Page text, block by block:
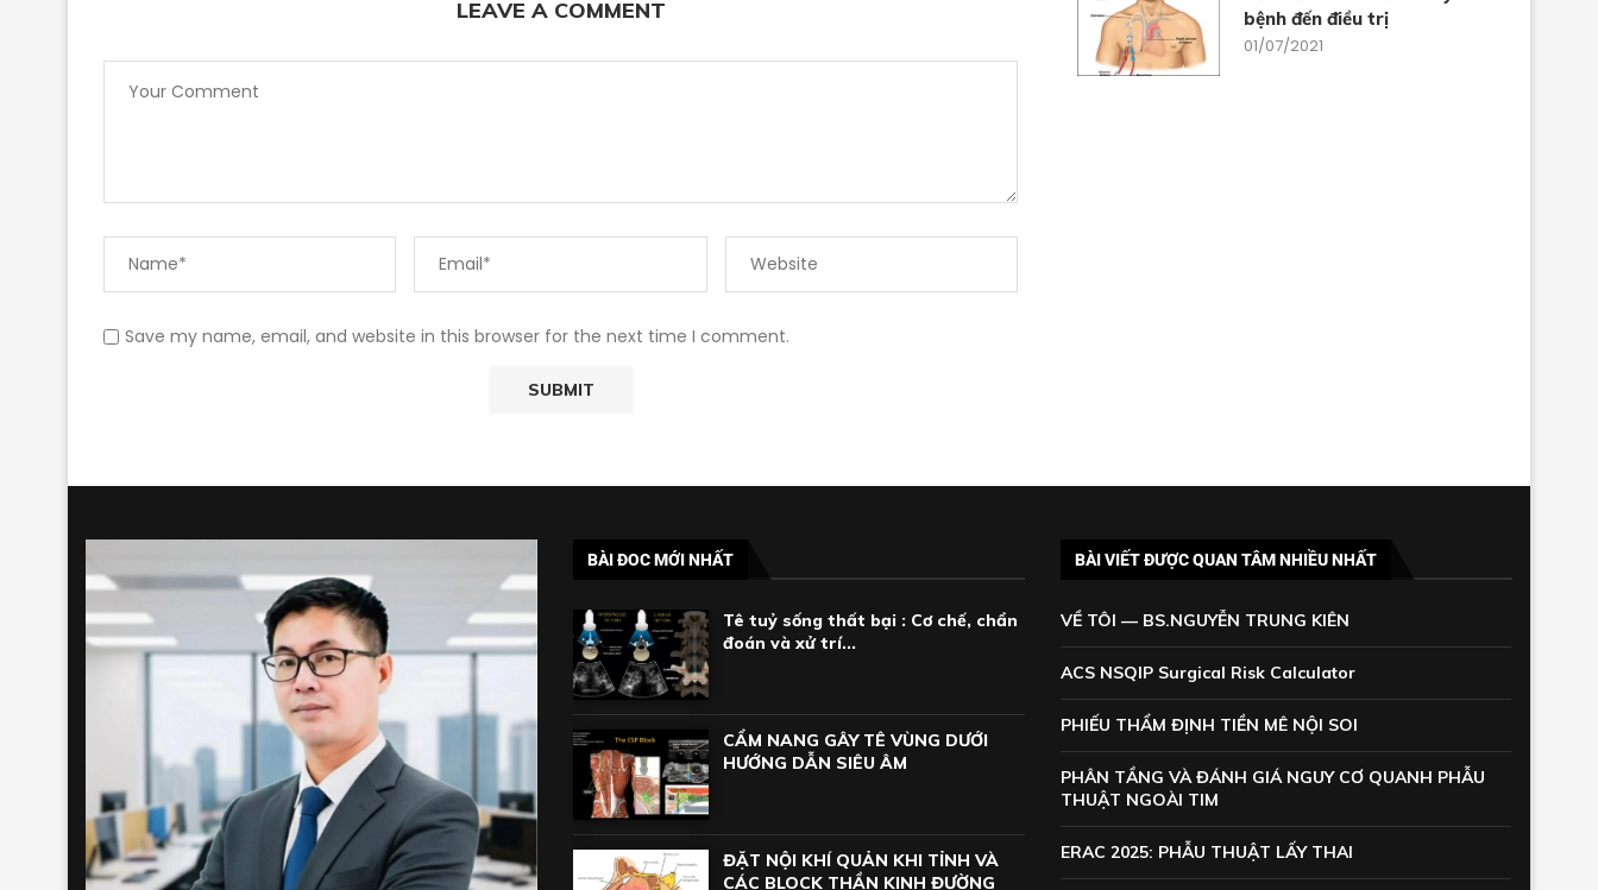
LEAVE A COMMENT
Save my name, email, and website in this browser for the next time I comment.
bệnh đến điều trị
01/07/2021
BÀI ĐOC MỚI NHẤT
Tê tuỷ sống thất bại : Cơ chế, chẩn
đoán và xử trí...
CẨM NANG GÂY TÊ VÙNG DƯỚI
HƯỚNG DẪN SIÊU ÂM
ĐẶT NỘI KHÍ QUẢN KHI TỈNH VÀ
CÁC BLOCK THẦN KINH ĐƯỜNG
BÀI VIẾT ĐƯỢC QUAN TÂM NHIỀU NHẤT
VỀ TÔI — BS.NGUYỄN TRUNG KIÊN
ACS NSQIP Surgical Risk Calculator
PHIẾU THẨM ĐỊNH TIỀN MÊ NỘI SOI
PHÂN TẦNG VÀ ĐÁNH GIÁ NGUY CƠ QUANH PHẪU
THUẬT NGOÀI TIM
ERAC 2025: PHẪU THUẬT LẤY THAI